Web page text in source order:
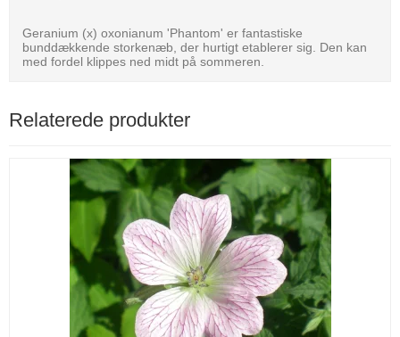
Geranium (x) oxonianum 'Phantom' er fantastiske
bunddækkende storkenæb, der hurtigt etablerer sig. Den kan
med fordel klippes ned midt på sommeren.
Relaterede produkter